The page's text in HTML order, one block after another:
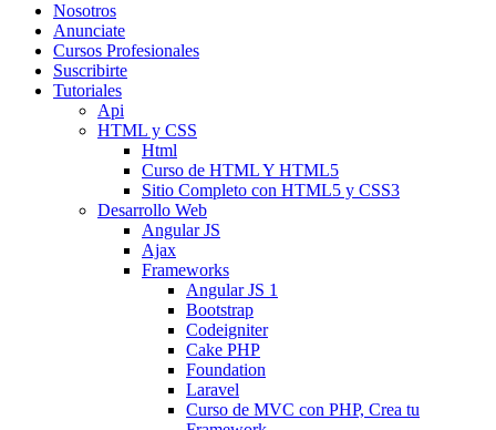
Nosotros
Anunciate
Cursos Profesionales
Suscribirte
Tutoriales
Api
HTML y CSS
Html
Curso de HTML Y HTML5
Sitio Completo con HTML5 y CSS3
Desarrollo Web
Angular JS
Ajax
Frameworks
Angular JS 1
Bootstrap
Codeigniter
Cake PHP
Foundation
Laravel
Curso de MVC con PHP, Crea tu